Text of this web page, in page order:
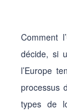
Comment
décide, si
l’Europe
processus
types de